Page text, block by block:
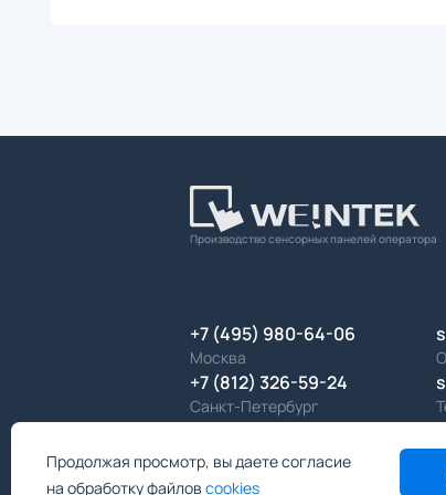
Производство сенсорных панелей оператора
Москва
+7 (495) 980-64-06
Санкт-Петербург
+7 (812) 326-59-24
Продолжая просмотр, вы даете согласие
на обработку файлов cookies